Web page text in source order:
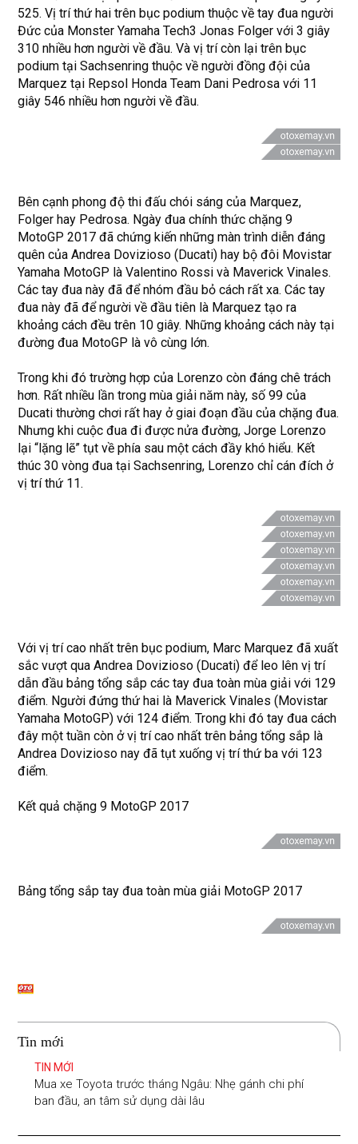
525. Vị trí thứ hai trên bục podium thuộc về tay đua người
Đức của Monster Yamaha Tech3 Jonas Folger với 3 giây
310 nhiều hơn người về đầu. Và vị trí còn lại trên bục
podium tại Sachsenring thuộc về người đồng đội của
Marquez tại Repsol Honda Team Dani Pedrosa với 11
giây 546 nhiều hơn người về đầu.
Bên cạnh phong độ thi đấu chói sáng của Marquez,
Folger hay Pedrosa. Ngày đua chính thức chặng 9
MotoGP 2017 đã chứng kiến những màn trình diễn đáng
quên của Andrea Dovizioso (Ducati) hay bộ đôi Movistar
Yamaha MotoGP là Valentino Rossi và Maverick Vinales.
Các tay đua này đã để nhóm đầu bỏ cách rất xa. Các tay
đua này đã để người về đầu tiên là Marquez tạo ra
khoảng cách đều trên 10 giây. Những khoảng cách này tại
đường đua MotoGP là vô cùng lớn.
Trong khi đó trường hợp của Lorenzo còn đáng chê trách
hơn. Rất nhiều lần trong mùa giải năm này, số 99 của
Ducati thường chơi rất hay ở giai đoạn đầu của chặng đua.
Nhưng khi cuộc đua đi được nửa đường, Jorge Lorenzo
lại “lặng lẽ” tụt về phía sau một cách đầy khó hiểu. Kết
thúc 30 vòng đua tại Sachsenring, Lorenzo chỉ cán đích ở
vị trí thứ 11.
Với vị trí cao nhất trên bục podium, Marc Marquez đã xuất
sắc vượt qua Andrea Dovizioso (Ducati) để leo lên vị trí
dẫn đầu bảng tổng sắp các tay đua toàn mùa giải với 129
điểm. Người đứng thứ hai là Maverick Vinales (Movistar
Yamaha MotoGP) với 124 điểm. Trong khi đó tay đua cách
đây một tuần còn ở vị trí cao nhất trên bảng tổng sắp là
Andrea Dovizioso nay đã tụt xuống vị trí thứ ba với 123
điểm.
Kết quả chặng 9 MotoGP 2017
Bảng tổng sắp tay đua toàn mùa giải MotoGP 2017
Tin mới
TIN MỚI
Mua xe Toyota trước tháng Ngâu: Nhẹ gánh chi phí
ban đầu, an tâm sử dụng dài lâu